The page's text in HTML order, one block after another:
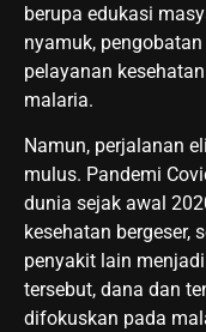
berupa edukasi
nyamuk,
pelayanan
malaria.
Namun, perjalanan
mulus. Pandemi
dunia sejak awal
kesehatan bergeser,
penyakit lain
tersebut, dana dan
difokuskan pada